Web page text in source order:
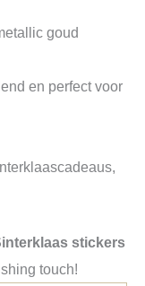
goud
en perfect voor
stickers
touch!